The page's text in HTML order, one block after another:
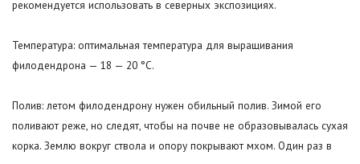
рекомендуется использовать в северных экспозициях.
Температура: оптимальная температура для выращивания
филодендрона — 18 — 20 °С.
Полив: летом филодендрону нужен обильный полив. Зимой его
поливают реже, но следят, чтобы на почве не образовывалась сухая
корка. Землю вокруг ствола и опору покрывают мхом. Один раз в